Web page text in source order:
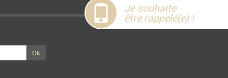
Ok
Je souhaite
être rappelé(e) !